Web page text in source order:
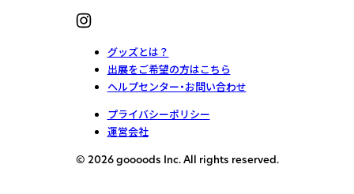
グッズとは？
出展をご希望の方はこちら
ヘルプセンター・お問い合わせ
プライバシーポリシー
運営会社
© 2026 goooods Inc. All rights reserved.